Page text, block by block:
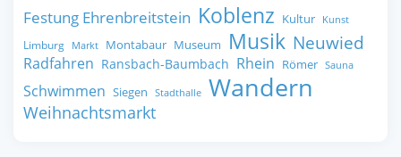
Festung Ehrenbreitstein Koblenz Kultur Kunst
Limburg Markt Montabaur Museum Musik Neuwied
Radfahren Ransbach-Baumbach Rhein Römer Sauna
Schwimmen Siegen Stadthalle Wandern
Weihnachtsmarkt